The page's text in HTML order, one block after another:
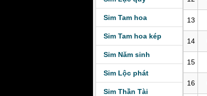
Sim Tam hoa
Sim Tam hoa kép
Sim Năm sinh
Sim Lộc phát
Sim Thần Tài
13
14
15
16